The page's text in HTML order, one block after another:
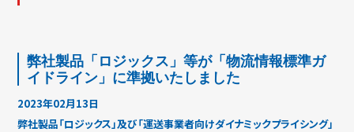
弊社製品「ロジックス」等が「物流情報標準ガ
イドライン」に準拠いたしました
2023年02月13日
弊社製品「ロジックス」及び「運送事業者向けダイナミックプライシング」